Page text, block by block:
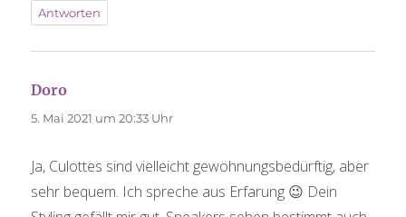
Antworten
Doro
5. Mai 2021 um 20:33 Uhr
Ja, Culottes sind vielleicht gewöhnungsbedürftig, aber
sehr bequem. Ich spreche aus Erfarung 😉 Dein